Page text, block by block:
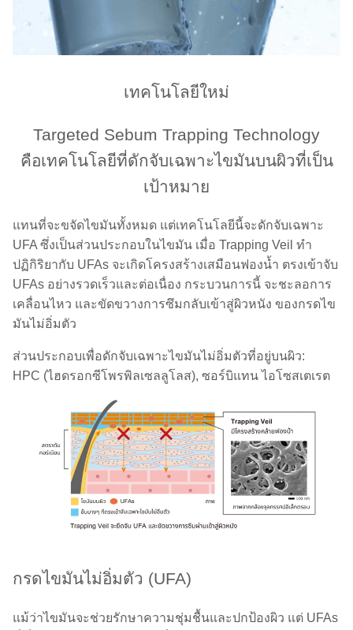
เทคโนโลยีใหม่
Targeted Sebum Trapping Technology
คือเทคโนโลยีที่ดักจับเฉพาะไขมันบนผิวที่เป็น
เป้าหมาย
แทนที่จะขจัดไขมันทั้งหมด แต่เทคโนโลยีนี้จะดักจับเฉพาะ
UFA ซึ่งเป็นส่วนประกอบในไขมัน เมื่อ Trapping Veil ทำ
ปฏิกิริยากับ UFAs จะเกิดโครงสร้างเสมือนฟองน้ำ ตรงเข้าจับ
UFAs อย่างรวดเร็วและต่อเนื่อง กระบวนการนี้ จะชะลอการ
เคลื่อนไหว และขัดขวางการซึมกลับเข้าสู่ผิวหนัง ของกรดไข
มันไม่อิ่มตัว
ส่วนประกอบเพื่อดักจับเฉพาะไขมันไม่อิ่มตัวที่อยู่บนผิว:
HPC (ไฮดรอกซีโพรพิลเซลลูโลส), ซอร์บิแทน ไอโซสเตเรต
กรดไขมันไม่อิ่มตัว (UFA)
แม้ว่าไขมันจะช่วยรักษาความชุ่มชื้นและปกป้องผิว แต่ UFAs